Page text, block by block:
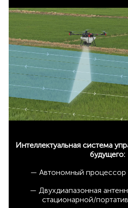
Интеллектуальная система
будущего:
— Автономный процессор
— Двухдиапазонная
стационарной/